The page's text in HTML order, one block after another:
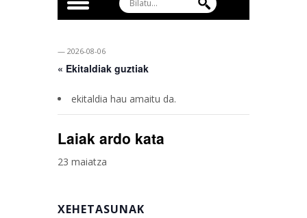
— 2026-08-06
« Ekitaldiak guztiak
ekitaldia hau amaitu da.
Laiak ardo kata
23 maiatza
XEHETASUNAK